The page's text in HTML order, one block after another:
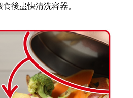
後盡快清洗容器。